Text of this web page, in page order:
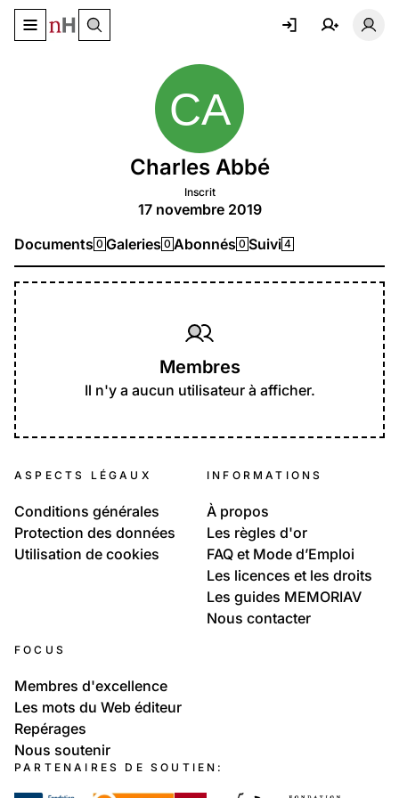
Basculer le menu de navigation
Charles Abbé
Inscrit
17 novembre 2019
Documents 0 Galeries 0 Abonnés 0 Suivi 4
Membres
Il n'y a aucun utilisateur à afficher.
ASPECTS LÉGAUX
Conditions générales
Protection des données
Utilisation de cookies
INFORMATIONS
À propos
Les règles d'or
FAQ et Mode d’Emploi
Les licences et les droits
Les guides MEMORIAV
Nous contacter
FOCUS
Membres d'excellence
Les mots du Web éditeur
Repérages
Nous soutenir
PARTENAIRES DE SOUTIEN: